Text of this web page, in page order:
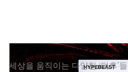
<하입비스트> 매거진
세상을 움직이는 다양한 ‘덕후’